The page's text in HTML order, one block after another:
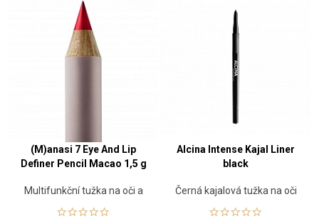
(M)anasi 7 Eye And Lip
Definer Pencil Macao 1,5 g
Multifunkční tužka na oči a
Alcina Intense Kajal Liner
black
Černá kajalová tužka na oči